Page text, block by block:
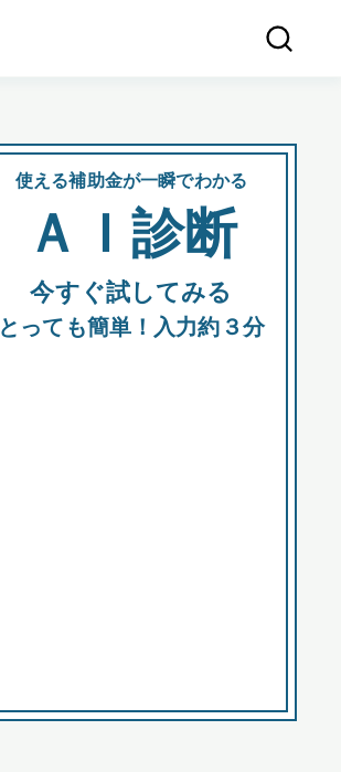
使える補助金が一瞬でわかる
ＡＩ診断
今すぐ試してみる
とっても簡単！入力約３分